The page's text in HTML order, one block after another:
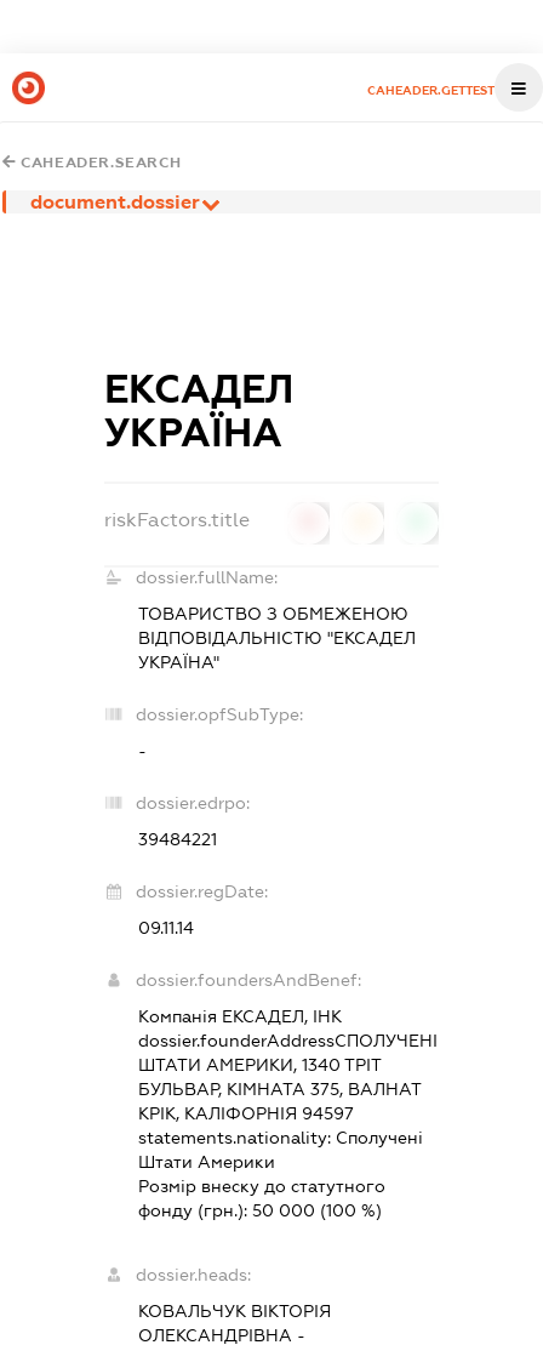
CAHEADER.GETTEST
CAHEADER.SEARCH
document.dossier
ЕКСАДЕЛ
УКРАЇНА
riskFactors.title
dossier.fullName:
ТОВАРИСТВО З ОБМЕЖЕНОЮ
ВІДПОВІДАЛЬНІСТЮ "ЕКСАДЕЛ
УКРАЇНА"
dossier.opfSubType:
-
dossier.edrpo:
39484221
dossier.regDate:
09.11.14
dossier.foundersAndBenef:
Компанія ЕКСАДЕЛ, ІНК
dossier.founderAddressСПОЛУЧЕНІ
ШТАТИ АМЕРИКИ, 1340 ТРІТ
БУЛЬВАР, КІМНАТА 375, ВАЛНАТ
КРІК, КАЛІФОРНІЯ 94597
statements.nationality: Сполучені
Штати Америки
Розмір внеску до статутного
фонду (грн.): 50 000 (100 %)
dossier.heads:
КОВАЛЬЧУК ВІКТОРІЯ
ОЛЕКСАНДРІВНА -